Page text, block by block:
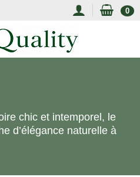
0
chic et intemporel, le
d’élégance naturelle à
et choisis pour la